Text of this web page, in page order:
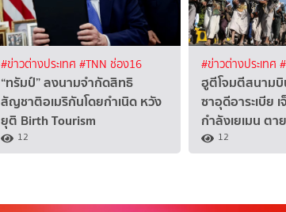
#ข่าวต่างประเทศ #TNN ช่อง16
“ทรัมป์” ลงนามจำกัดสิทธิ
สัญชาติอเมริกันโดยกำเนิด หวัง
ยุติ Birth Tourism
12
#ข่าวต่างประเทศ
ฮูตีโจมตีสนามบิ
ซาอุดีอาระเบีย
กำลังเยเมน ตา
12